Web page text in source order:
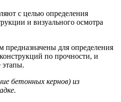
с целью определения
и визуального осмотра
для определения
по прочности, и
этапы.
бетонных кернов) из